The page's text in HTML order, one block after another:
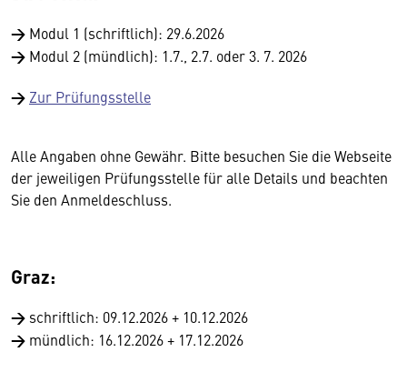
→ Modul 1 (schriftlich): 29.6.2026
→ Modul 2 (mündlich): 1.7., 2.7. oder 3. 7. 2026
→ Zur Prüfungsstelle
Alle Angaben ohne Gewähr. Bitte besuchen Sie die Webseite
der jeweiligen Prüfungsstelle für alle Details und beachten
Sie den Anmeldeschluss.
Graz:
→ schriftlich: 09.12.2026 + 10.12.2026
→ mündlich: 16.12.2026 + 17.12.2026